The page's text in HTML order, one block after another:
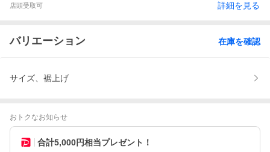
店頭受取可 詳細を見る
バリエーション 在庫を確認
サイズ、裾上げ
おトクなお知らせ
合計5,000円相当プレゼント！